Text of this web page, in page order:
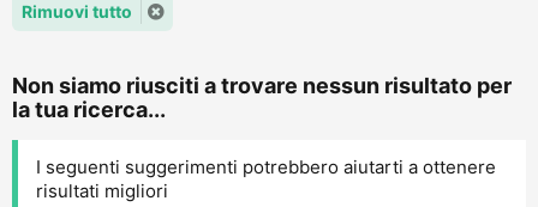
Rimuovi tutto
Non siamo riusciti a trovare nessun risultato per
la tua ricerca...
I seguenti suggerimenti potrebbero aiutarti a ottenere
risultati migliori